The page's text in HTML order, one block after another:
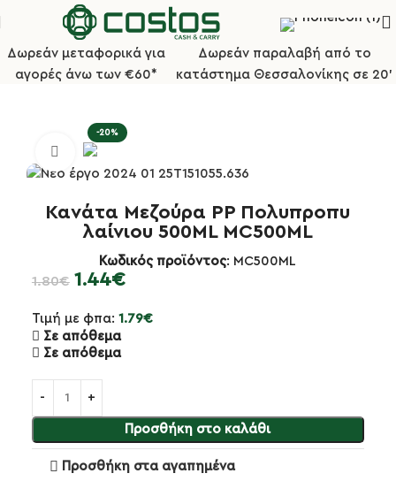
Δωρεάν μεταφορικά για
αγορές άνω των €60*
Δωρεάν παραλαβή από το
κατάστημα Θεσσαλονίκης σε 20'
σελίδα Κουζίνα Δοσομετρητές & Μεζούρες Κουζίνας
-20%
Κλικ για μεγέθυνση
Κανάτα Μεζούρα PP Πολυπροπυ
λαίνιου 500ML MC500ML
Κωδικός προϊόντος: MC500ML
1.80€ 1.44€
Τιμή με φπα: 1.79€
Σε απόθεμα
Σε απόθεμα
Προσθήκη στο καλάθι
Προσθήκη στα αγαπημένα